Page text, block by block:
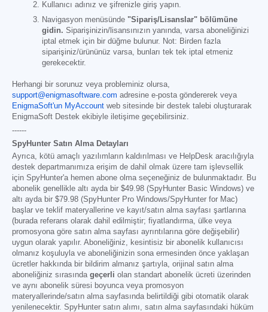
Kullanıcı adınız ve şifrenizle giriş yapın.
Navigasyon menüsünde "Sipariş/Lisanslar" bölümüne
gidin. Siparişinizin/lisansınızın yanında, varsa aboneliğinizi
iptal etmek için bir düğme bulunur. Not: Birden fazla
siparişiniz/ürününüz varsa, bunları tek tek iptal etmeniz
gerekecektir.
Herhangi bir sorunuz veya probleminiz olursa,
support@enigmasoftware.com adresine e-posta göndererek veya
EnigmaSoft'un MyAccount web sitesinde bir destek talebi oluşturarak
EnigmaSoft Destek ekibiyle iletişime geçebilirsiniz.
------
SpyHunter Satın Alma Detayları
Ayrıca, kötü amaçlı yazılımların kaldırılması ve HelpDesk aracılığıyla
destek departmanımıza erişim de dahil olmak üzere tam işlevsellik
için SpyHunter'a hemen abone olma seçeneğiniz de bulunmaktadır. Bu
abonelik genellikle altı ayda bir $49.98 (SpyHunter Basic Windows) ve
altı ayda bir $79.98 (SpyHunter Pro Windows/SpyHunter for Mac)
başlar ve teklif materyallerine ve kayıt/satın alma sayfası şartlarına
(burada referans olarak dahil edilmiştir; fiyatlandırma, ülke veya
promosyona göre satın alma sayfası ayrıntılarına göre değişebilir)
uygun olarak yapılır. Aboneliğiniz, kesintisiz bir abonelik kullanıcısı
olmanız koşuluyla ve aboneliğinizin sona ermesinden önce yaklaşan
ücretler hakkında bir bildirim almanız şartıyla, orijinal satın alma
aboneliğiniz sırasında geçerli olan standart abonelik ücreti üzerinden
ve aynı abonelik süresi boyunca veya promosyon
materyallerinde/satın alma sayfasında belirtildiği gibi otomatik olarak
yenilenecektir. SpyHunter satın alımı, satın alma sayfasındaki hüküm